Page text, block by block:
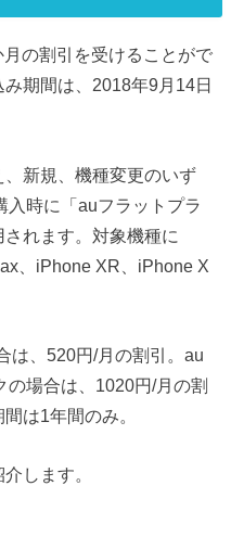
の割引を受けることがで
期間は、2018年9月14日
新規、機種変更のいず
時に「auフラットプラ
れます。対象機種に
、iPhone XR、iPhone X
は、520円/月の割引。au
の場合は、1020円/月の割
は1年間のみ。
します。